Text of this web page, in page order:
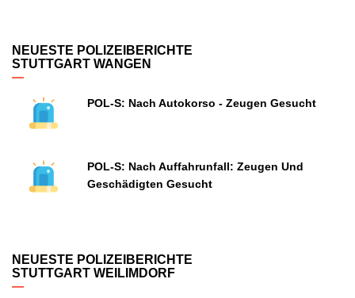
NEUESTE POLIZEIBERICHTE
STUTTGART WANGEN
POL-S: Nach Autokorso - Zeugen Gesucht
POL-S: Nach Auffahrunfall: Zeugen Und
Geschädigten Gesucht
NEUESTE POLIZEIBERICHTE
STUTTGART WEILIMDORF